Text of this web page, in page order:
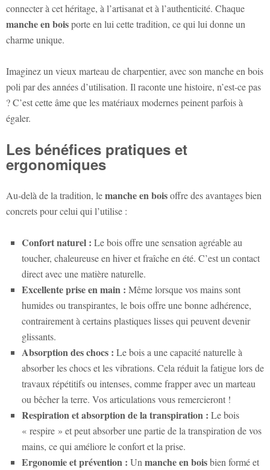
connecter à cet héritage, à l’artisanat et à l’authenticité. Chaque
manche en boisporte en lui cette tradition, ce qui lui donne un
charme unique.
Imaginez un vieux marteau de charpentier, avec son manche en bois
poli par des années d’utilisation. Il raconte une histoire, n’est-ce pas
? C’est cette âme que les matériaux modernes peinent parfois à
égaler.
Les bénéfices pratiques et
ergonomiques
Au-delà de la tradition, lemanche en boisoffre des avantages bien
concrets pour celui qui l’utilise :
Confort naturel : Le bois offre une sensation agréable au
toucher, chaleureuse en hiver et fraîche en été. C’est un contact
direct avec une matière naturelle.
Excellente prise en main : Même lorsque vos mains sont
humides ou transpirantes, le bois offre une bonne adhérence,
contrairement à certains plastiques lisses qui peuvent devenir
glissants.
Absorption des chocs : Le bois a une capacité naturelle à
absorber les chocs et les vibrations. Cela réduit la fatigue lors de
travaux répétitifs ou intenses, comme frapper avec un marteau
ou bêcher la terre. Vos articulations vous remercieront !
Respiration et absorption de la transpiration : Le bois
« respire » et peut absorber une partie de la transpiration de vos
mains, ce qui améliore le confort et la prise.
Ergonomie et prévention : Un manche en boisbien formé et